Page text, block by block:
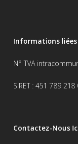
Informations
N° TVA
SIRET : 451 789
Contactez-Nous